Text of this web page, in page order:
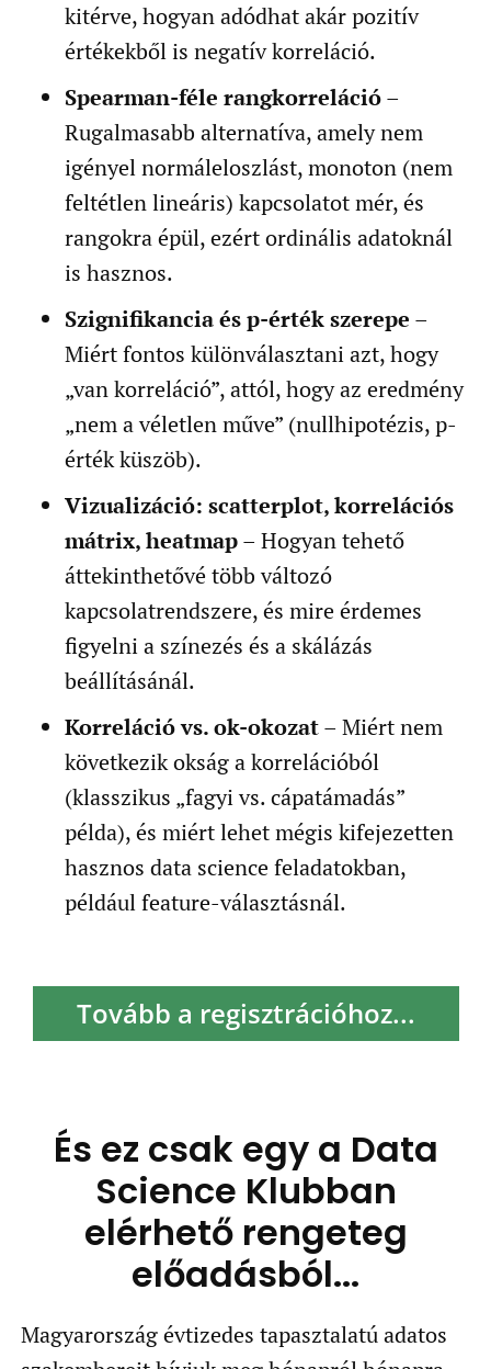
kitérve, hogyan adódhat akár pozitív
értékekből is negatív korreláció.
Spearman-féle rangkorreláció–
Rugalmasabb alternatíva, amely nem
igényel normáleloszlást, monoton (nem
feltétlen lineáris) kapcsolatot mér, és
rangokra épül, ezért ordinális adatoknál
is hasznos.
Szignifikancia és p-érték szerepe –
Miért fontos különválasztani azt, hogy
„van korreláció”, attól, hogy az eredmény
„nem a véletlen műve” (nullhipotézis, p-
érték küszöb).
Vizualizáció: scatterplot, korrelációs
mátrix, heatmap– Hogyan tehető
áttekinthetővé több változó
kapcsolatrendszere, és mire érdemes
figyelni a színezés és a skálázás
beállításánál.
Korreláció vs. ok-okozat– Miért nem
következik okság a korrelációból
(klasszikus „fagyi vs. cápatámadás”
példa), és miért lehet mégis kifejezetten
hasznos data science feladatokban,
például feature-választásnál.
Tovább a regisztrációhoz...
És ez csak egy a Data
Science Klubban
elérhető rengeteg
előadásból...
Magyarország évtizedes tapasztalatú adatos